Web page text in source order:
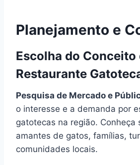
Planejamento e
Escolha do Conceito
Restaurante
Pesquisa de Mercado e
o interesse e a demanda por
gatotecas na região. Conheça
amantes de gatos, famílias,
comunidades locais.